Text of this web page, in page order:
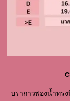
บรากาวฟองน้ำทร